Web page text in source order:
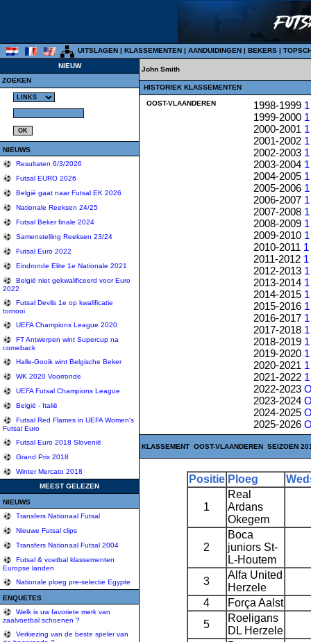
UITSLAGEN | KLASSEMENTEN | AANDUIDINGEN | BEKERS |
NIEUW
ZOEKEN
NIEUWS
Resultaten 6/3/2026
Futsal EURO 2026
België gaat naar Futsal EK 2026
Nationale Reeksen 24/25
Futsal Beker finale 2024
Samenstelling Reeksen 23/24
Futsal Euro 2022
Eindronde Elite 1e Nationale 2021
België niet gekwalificeerd voor Euro
2022
Futsal Devils 1e op kwalificatie
tornooi
UEFA Champions League 2020
FT Antwerpen wint Supercup na
comeback
Halle-Gooik wint Belgische Beker
WK 2020 Voorronde
UEFA Futsal Champions League
België - Italië
Futsal Red Flames in UEFA Women's
Futsal Euro
Futsal Euro 2018 Slovenië
Grand Prix 2018
Winter Mercato 2018
MEEST GELEZEN
NIEUWS
Transfers Nationaal Futsal
Nieuwe Futsal clips
Transfers Nationaal Futsal 2004
Futsal & voetbal klassementen
Europse landen
Nationale ploeg pre-selectie Egypte
ENQUETES
Welk is uw favoriete merk van
zaalvoetbal schoenen ?
Verkiezing van de beste speler van
John Smith
HISTORIEK KLASSEMENTEN
OOST-VLAANDEREN 1998-1999 1
1999-2000 1
2000-2001 1
2001-2002 1
2002-2003 1
2003-2004 1
2004-2005 1
2005-2006 1
2006-2007 1
2007-2008 1
2008-2009 1
2009-2010 1
2010-2011 1
2011-2012 1
2012-2013 1
2013-2014 1
2014-2015 1
2015-2016 1
2016-2017 1
2017-2018 1
2018-2019 1
2019-2020 1
2020-2021 1
2021-2022 1
2022-2023
2023-2024
2024-2025
2025-2026
KLASSEMENT OOST-VLAANDEREN SEIZOEN
Positie Ploeg
1
Real
Ardans
Okegem
2
Boca
juniors St-
L-Houtem
3
Alfa United
Herzele
4
Força Aalst
5
Roeligans
DL Herzele